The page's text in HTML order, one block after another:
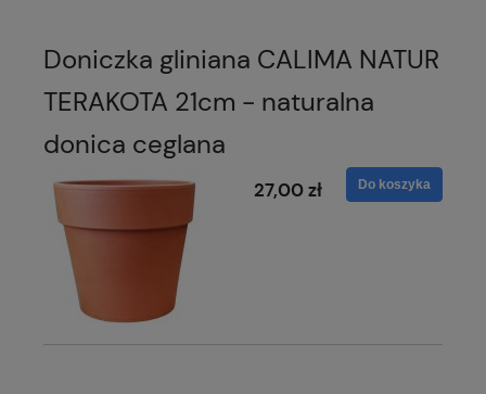
Doniczka gliniana CALIMA NATUR
TERAKOTA 21cm - naturalna
donica ceglana
27,00 zł Do koszyka